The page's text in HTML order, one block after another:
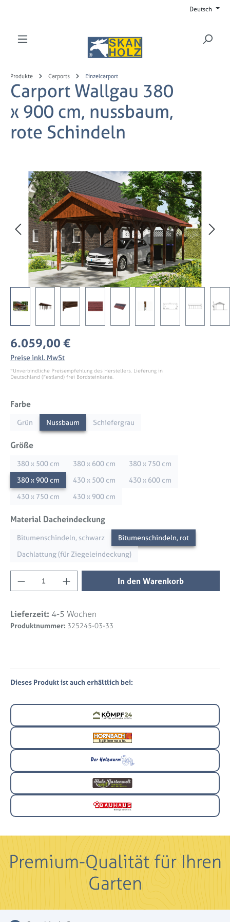
Produkte Carports Einzelcarport
Carport Wallgau 380
x 900 cm, nussbaum,
rote Schindeln
Bildergalerie überspringen
Regulärer Preis:
6.059,00 €
Preise inkl. MwSt
*Unverbindliche Preisempfehlung des Herstellers. Lieferung in
Deutschland (Festland) frei Bordsteinkante.
Farbeauswählen
Grün Nussbaum Schiefergrau
Größeauswählen
380 x 500 cm 380 x 600 cm
380 x 750 cm
380 x 900 cm
430 x 500 cm
430 x 600 cm
430 x 750 cm
430 x 900 cm
Material Dacheindeckungauswählen
Bitumenschindeln, schwarz
Bitumenschindeln, rot
Dachlattung (für Ziegeleindeckung)
Produkt Anzahl: Gib den gewünschten
In den Warenkorb
Lieferzeit: 4-5 Wochen
Produktnummer: 325245-03-33
Dieses Produkt ist auch erhältlich bei:
Premium-Qualität für Ihren
Garten
Deutsch